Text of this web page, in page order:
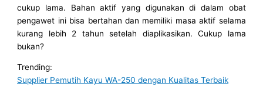
cukup lama. Bahan aktif yang digunakan di dalam obat
pengawet ini bisa bertahan dan memiliki masa aktif selama
kurang lebih 2 tahun setelah diaplikasikan. Cukup lama
bukan?
Trending:
Supplier Pemutih Kayu WA-250 dengan Kualitas Terbaik